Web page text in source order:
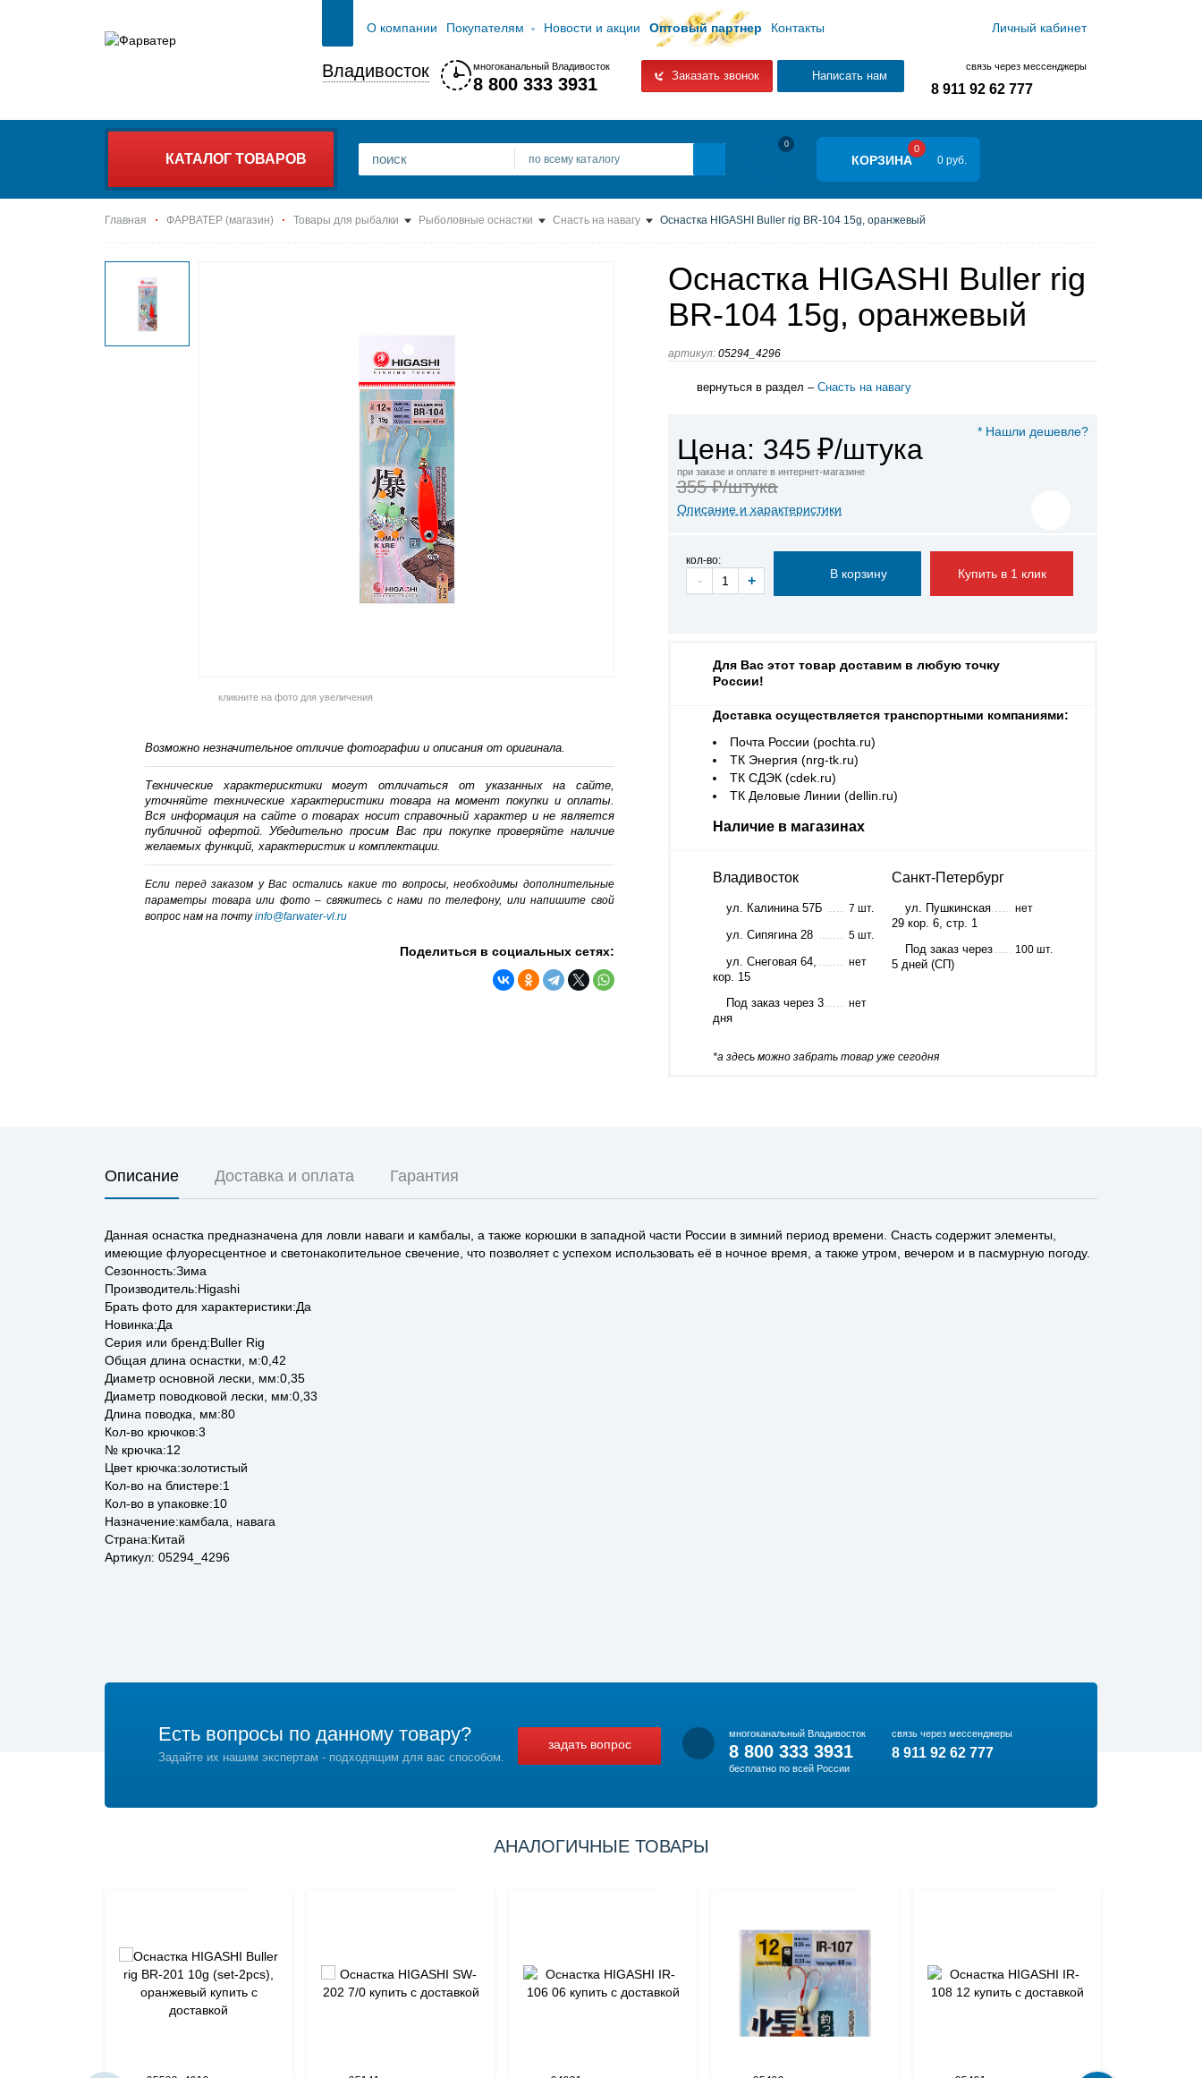
О компании Покупателям Новости и акции Оптовый партнер Контакты Личный кабинет
Владивосток многоканальный Владивосток
8 800 333 3931 Заказать звонок Написать нам
связь через мессенджеры
8 911 92 62 777
КАТАЛОГ ТОВАРОВ по всему каталогу
0
КОРЗИНА
0
0 руб.
Главная ФАРВАТЕР (магазин) Товары для рыбалки Рыболовные оснастки Снасть на навагу Оснастка HIGASHI Buller rig BR-104 15g, оранжевый
Оснастка HIGASHI Buller rig
BR-104 15g, оранжевый
артикул: 05294_4296
вернуться в раздел – Снасть на навагу
кликните на фото для увеличения
Возможно незначительное отличие фотографии и описания от оригинала.
Технические характерисктики могут отличаться от указанных на сайте,
уточняйте технические характеристики товара на момент покупки и оплаты.
Вся информация на сайте о товарах носит справочный характер и не является
публичной офертой. Убедительно просим Вас при покупке проверяйте наличие
желаемых функций, характеристик и комплектации.
Если перед заказом у Вас остались какие то вопросы, необходимы дополнительные
параметры товара или фото – cвяжитесь с нами по телефону, или напишите свой
вопрос нам на почтуinfo@farwater-vl.ru
Поделиться в социальных сетях:
* Нашли дешевле?
Цена: 345 ₽/штука
при заказе и оплате в интернет-магазине
355 ₽/штука
Описание и характеристики
кол-во:
- + Купить в 1 клик
Для Вас этот товар доставим в любую точку
России!
Доставка осуществляется транспортными компаниями:
Почта России (pochta.ru)
ТК Энергия (nrg-tk.ru)
ТК СДЭК (cdek.ru)
ТК Деловые Линии (dellin.ru)
Наличие в магазинах
Владивосток
ул. Калинина 57Б 7 шт.
ул. Сипягина 28 5 шт.
ул. Снеговая 64,
кор. 15
нет
Под заказ через 3
дня
нет
Санкт-Петербург
ул. Пушкинская
29 кор. 6, стр. 1
нет
Под заказ через
5 дней (СП)
100 шт.
*а здесь можно забрать товар уже сегодня
Описание Доставка и оплата Гарантия
Данная оснастка предназначена для ловли наваги и камбалы, а также корюшки в западной части России в зимний период времени. Снасть содержит элементы,
имеющие флуоресцентное и светонакопительное свечение, что позволяет с успехом использовать её в ночное время, а также утром, вечером и в пасмурную погоду.
Сезонность:Зима
Производитель:Higashi
Брать фото для характеристики:Да
Новинка:Да
Серия или бренд:Buller Rig
Общая длина оснастки, м:0,42
Диаметр основной лески, мм:0,35
Диаметр поводковой лески, мм:0,33
Длина поводка, мм:80
Кол-во крючков:3
№ крючка:12
Цвет крючка:золотистый
Кол-во на блистере:1
Кол-во в упаковке:10
Назначение:камбала, навага
Страна:Китай
Артикул: 05294_4296
Есть вопросы по данному товару?
Задайте их нашим экспертам - подходящим для вас способом.
задать вопрос
многоканальный Владивосток
8 800 333 3931
бесплатно по всей России
связь через мессенджеры
8 911 92 62 777
АНАЛОГИЧНЫЕ ТОВАРЫ